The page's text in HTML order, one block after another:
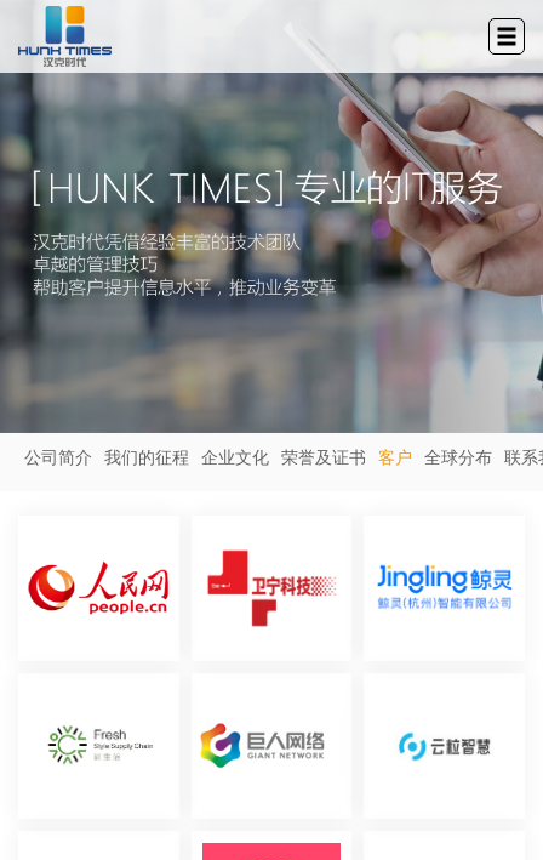
公司简介 我们的征程 企业文化 荣誉及证书 客户 全球分布 联系